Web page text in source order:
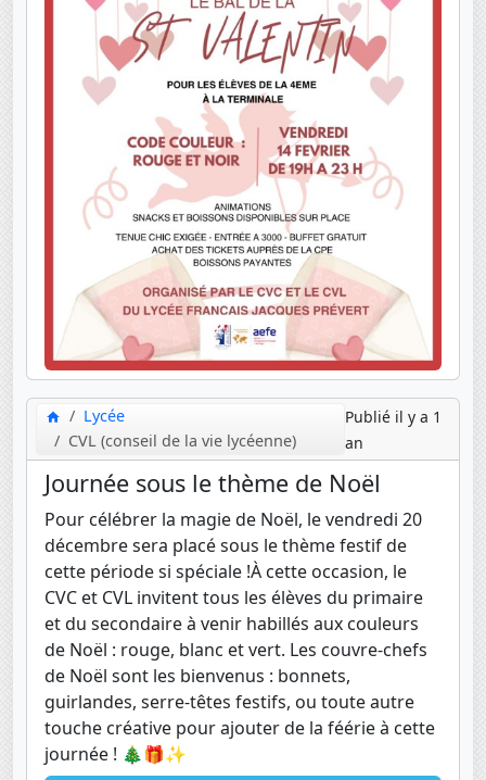
Lycée
CVL (conseil de la vie lycéenne)
Publié il y a 1
an
Journée sous le thème de Noël
Pour célébrer la magie de Noël, le vendredi 20
décembre sera placé sous le thème festif de
cette période si spéciale !À cette occasion, le
CVC et CVL invitent tous les élèves du primaire
et du secondaire à venir habillés aux couleurs
de Noël : rouge, blanc et vert. Les couvre-chefs
de Noël sont les bienvenus : bonnets,
guirlandes, serre-têtes festifs, ou toute autre
touche créative pour ajouter de la féérie à cette
journée ! 🎄🎁✨